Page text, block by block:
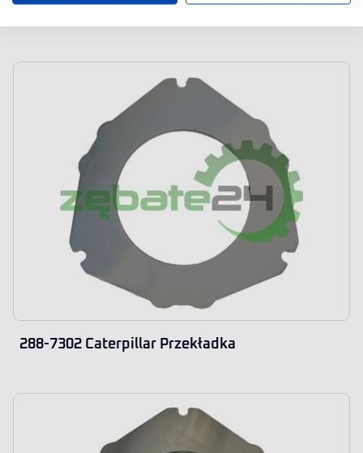
288-7302 Caterpillar Przekładka